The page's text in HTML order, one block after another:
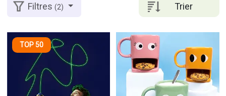
Trier
Filtres(2)
TOP 50